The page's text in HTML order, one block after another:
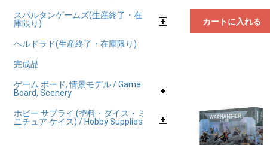
スパルタンゲームズ(生産終了・在
庫限り)
ヘルドラド(生産終了・在庫限り)
完成品
ゲーム ボード, 情景モデル / Game
Board, Scenery
ホビー サプライ (塗料・ダイス・ミ
ニチュア ケイス) / Hobby Supplies
カートに入れる